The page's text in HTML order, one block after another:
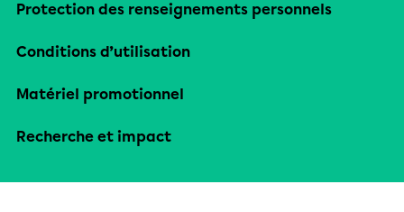
Protection des renseignements personnels
Conditions d’utilisation
Matériel promotionnel
Recherche et impact